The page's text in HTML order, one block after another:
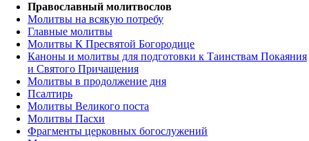
Православный молитвослов
Молитвы на всякую потребу
Главные молитвы
Молитвы К Пресвятой Богородице
Каноны и молитвы для подготовки к Таинствам Покаяния
и Святого Причащения
Молитвы в продолжение дня
Псалтирь
Молитвы Великого поста
Молитвы Пасхи
Фрагменты церковных богослужений